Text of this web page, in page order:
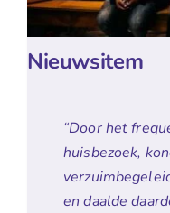
Nieuwsitem
“Door het
huisbezoek,
en daalde